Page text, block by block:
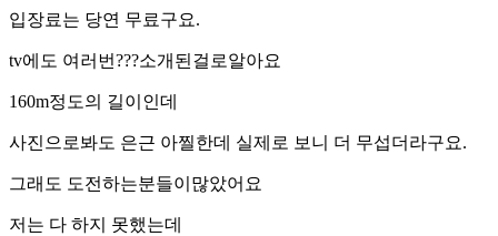
입장료는 당연 무료구요.
tv에도 여러번???소개된걸로알아요
160m정도의 길이인데
사진으로봐도 은근 아찔한데 실제로 보니 더 무섭더라구요.
그래도 도전하는분들이많았어요
저는 다 하지 못했는데